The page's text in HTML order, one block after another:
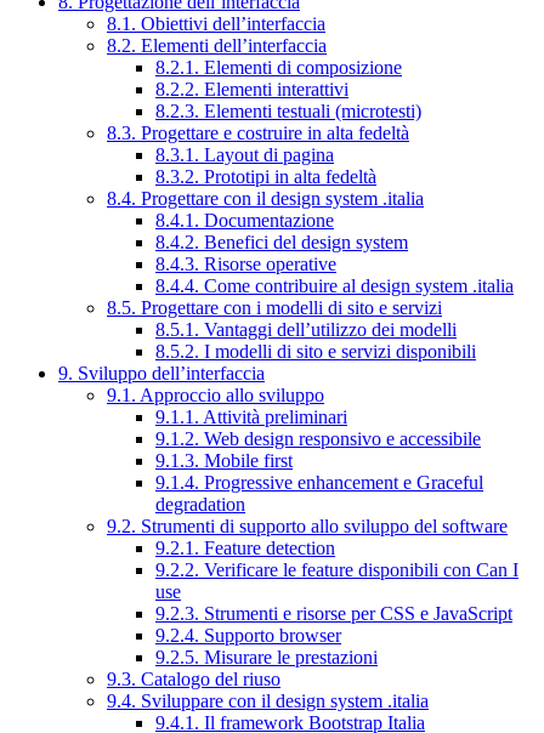
8.1. Obiettivi dell’interfaccia
8.2. Elementi dell’interfaccia
8.2.1. Elementi di composizione
8.2.2. Elementi interattivi
8.2.3. Elementi testuali (microtesti)
8.3. Progettare e costruire in alta fedeltà
8.3.1. Layout di pagina
8.3.2. Prototipi in alta fedeltà
8.4. Progettare con il design system .italia
8.4.1. Documentazione
8.4.2. Benefici del design system
8.4.3. Risorse operative
8.4.4. Come contribuire al design system .italia
8.5. Progettare con i modelli di sito e servizi
8.5.1. Vantaggi dell’utilizzo dei modelli
8.5.2. I modelli di sito e servizi disponibili
9. Sviluppo dell’interfaccia
9.1. Approccio allo sviluppo
9.1.1. Attività preliminari
9.1.2. Web design responsivo e accessibile
9.1.3. Mobile first
9.1.4. Progressive enhancement e Graceful
degradation
9.2. Strumenti di supporto allo sviluppo del software
9.2.1. Feature detection
9.2.2. Verificare le feature disponibili con Can I
use
9.2.3. Strumenti e risorse per CSS e JavaScript
9.2.4. Supporto browser
9.2.5. Misurare le prestazioni
9.3. Catalogo del riuso
9.4. Sviluppare con il design system .italia
9.4.1. Il framework Bootstrap Italia